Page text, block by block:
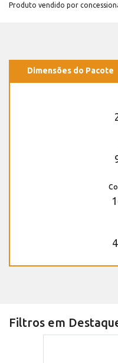
Produto vendido por
Dimensões do Pacote
Filtros em